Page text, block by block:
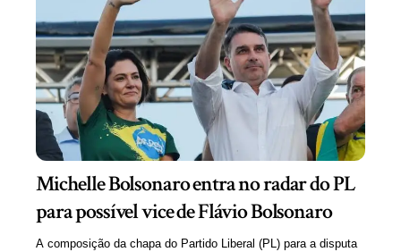
Michelle Bolsonaro entra no radar do PL
para possível vice de Flávio Bolsonaro
A composição da chapa do Partido Liberal (PL) para a disputa